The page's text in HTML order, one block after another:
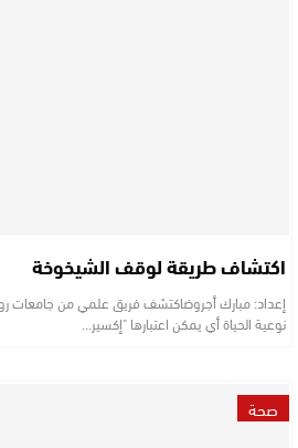
اكتشاف طريقة لوقف الشيخوخة
إعداد: مبارك أجروضاكتشف فريق علمي من جامعات
نوعية الحياة أي يمكن اعتبارها "إكسير…
صحة